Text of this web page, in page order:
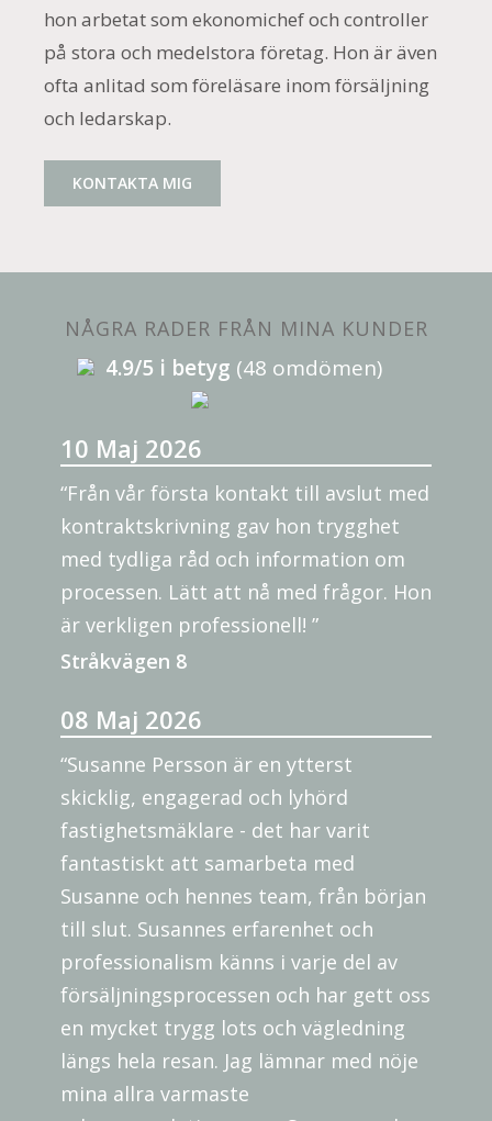
hon arbetat som ekonomichef och controller
på stora och medelstora företag. Hon är även
ofta anlitad som föreläsare inom försäljning
och ledarskap.
KONTAKTA MIG
NÅGRA RADER FRÅN MINA KUNDER
4.9/5 i betyg (48 omdömen)
10 Maj 2026
“Från vår första kontakt till avslut med
kontraktskrivning gav hon trygghet
med tydliga råd och information om
processen. Lätt att nå med frågor. Hon
är verkligen professionell! ”
Stråkvägen 8
08 Maj 2026
“Susanne Persson är en ytterst
skicklig, engagerad och lyhörd
fastighetsmäklare - det har varit
fantastiskt att samarbeta med
Susanne och hennes team, från början
till slut. Susannes erfarenhet och
professionalism känns i varje del av
försäljningsprocessen och har gett oss
en mycket trygg lots och vägledning
längs hela resan. Jag lämnar med nöje
mina allra varmaste